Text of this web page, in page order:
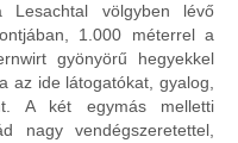
Lesachtal völgyben lévő
1.000 méterrel a
gyönyörű hegyekkel
az ide látogatókat, gyalog,
A két egymás melletti
nagy vendégszeretettel,